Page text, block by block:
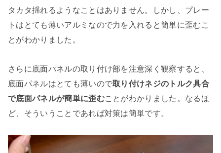
タカタ揺れるようなことはありません。しかし、プレー
トはとても薄いアルミなので力を入れると簡単に歪むこ
とがわかりました。
さらに底面パネルの取り付け部を注意深く観察すると、
底面パネルはとても薄いので取り付けネジのトルク具合
で底面パネルが簡単に歪むことがわかりました。なるほ
ど、そういうことであれば対策は簡単です。